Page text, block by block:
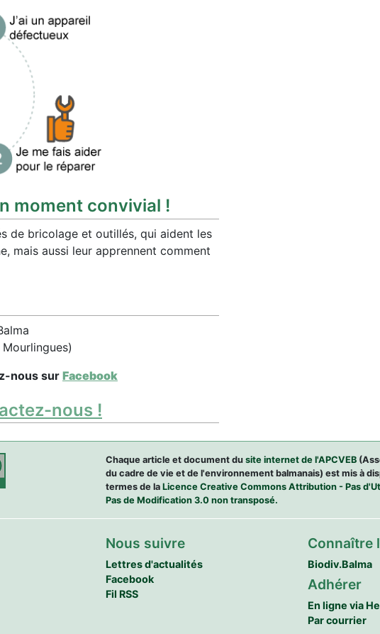
moment convivial !
de bricolage et outillés, qui aident les
mais aussi leur apprennent comment
nous sur Facebook
nous !
Chaque article et document du site internet de l'APCVEB
du cadre de vie et de l'environnement balmanais) est mis à
termes de la Licence Creative Commons Attribution - Pas
Pas de Modification 3.0 non transposé.
Nous suivre
Lettres d'actualités
Facebook
Fil RSS
Connaître
Biodiv.Balma
Adhérer
En ligne via
Par courrier